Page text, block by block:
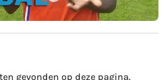
gevonden op deze pagina.